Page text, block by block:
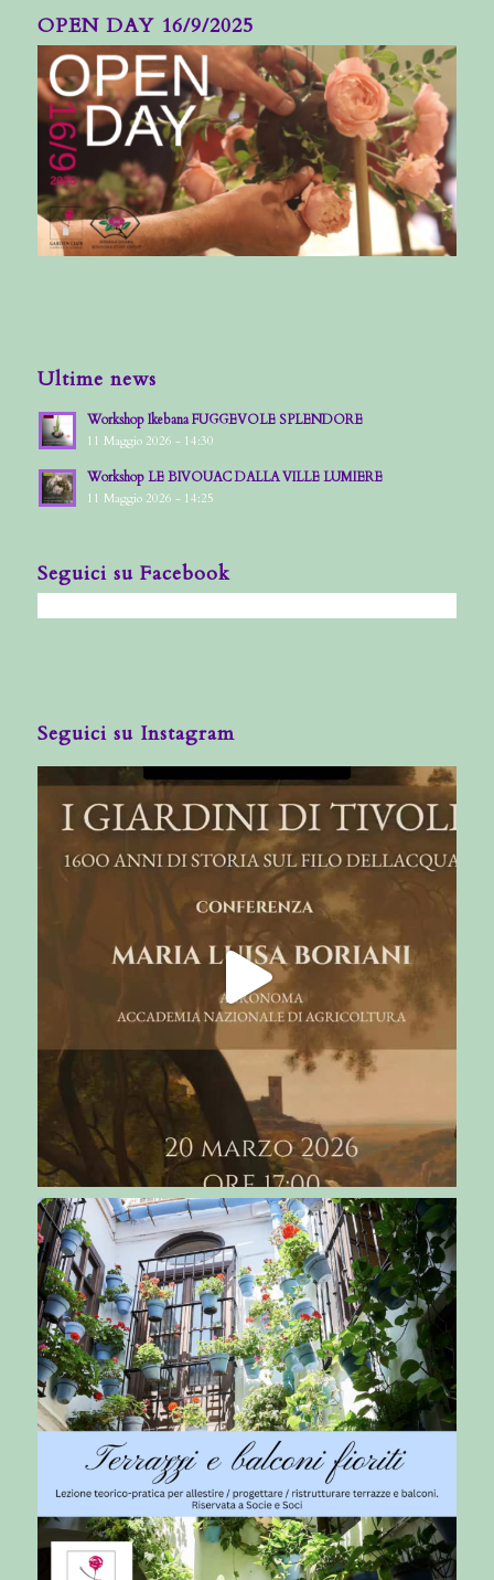
OPEN DAY 16/9/2025
Ultime news
Workshop Ikebana FUGGEVOLE SPLENDORE
11 Maggio 2026 - 14:30
Workshop LE BIVOUAC DALLA VILLE LUMIERE
11 Maggio 2026 - 14:25
Seguici su Facebook
Seguici su Instagram